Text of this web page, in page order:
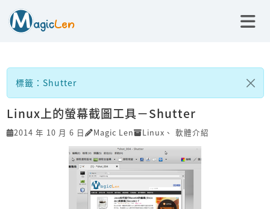
標籤：Shutter
Linux上的螢幕截圖工具－Shutter
2014 年 10 月 6 日 Magic Len Linux 、 軟體介紹